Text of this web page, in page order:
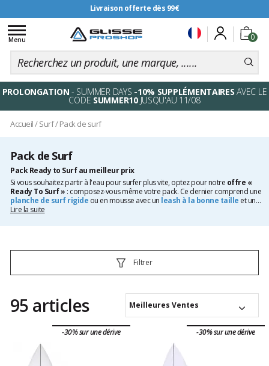
Livraison offerte dès 99€
0
Toggle
navigation
Menu
PROLONGATION - SUMMER DAYS -10% SUPPLÉMENTAIRES AVEC LE
CODE SUMMER10JUSQU'AU 11/08
Accueil/Surf/Pack de surf
Pack de Surf
Pack Ready to Surf au meilleur prix
Si vous souhaitez partir à l'eau pour surfer plus vite, optez pour notre offre «
Ready To Surf » : composez-vous même votre pack. Ce dernier comprend une
planche de surf rigide ou en mousse avec un leash à la bonne taille et un
pain de wax
Lire la suite
Filtrer
95 articles Meilleures Ventes
-30% sur une dérive -30% sur une dérive